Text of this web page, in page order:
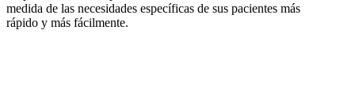
medida de las necesidades específicas de sus pacientes más
rápido y más fácilmente.